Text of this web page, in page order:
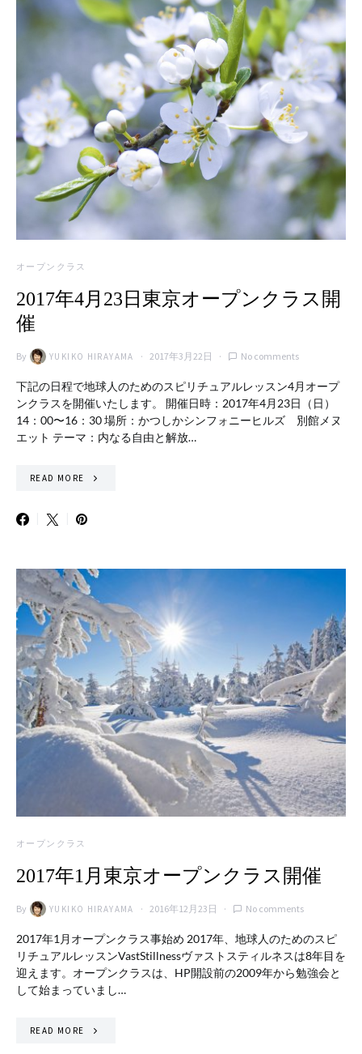
オープンクラス
2017年4月23日東京オープンクラス開
催
By YUKIKO HIRAYAMA 2017年3月22日 No comments
下記の日程で地球人のためのスピリチュアルレッスン4月オープ
ンクラスを開催いたします。 開催日時：2017年4月23日（日）
14：00〜16：30 場所：かつしかシンフォニーヒルズ 別館メヌ
エット テーマ：内なる自由と解放…
READ MORE
オープンクラス
2017年1月東京オープンクラス開催
By YUKIKO HIRAYAMA 2016年12月23日 No comments
2017年1月オープンクラス事始め 2017年、地球人のためのスピ
リチュアルレッスンVastStillnessヴァストスティルネスは8年目を
迎えます。オープンクラスは、HP開設前の2009年から勉強会と
して始まっていまし…
READ MORE